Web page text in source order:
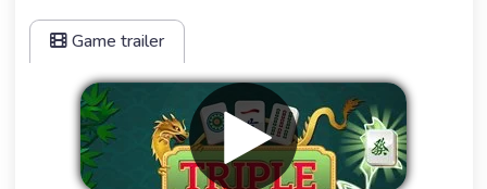
Game trailer